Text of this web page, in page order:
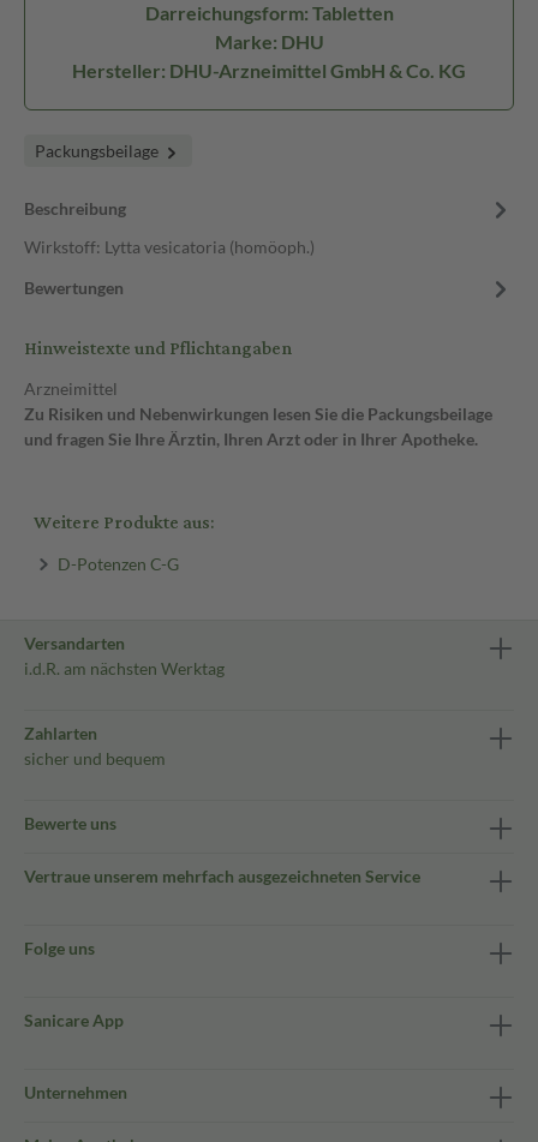
Darreichungsform: Tabletten
Marke: DHU
Hersteller: DHU-Arzneimittel GmbH & Co. KG
Packungsbeilage
Beschreibung
Wirkstoff: Lytta vesicatoria (homöoph.)
Bewertungen
Hinweistexte und Pflichtangaben
Arzneimittel
Zu Risiken und Nebenwirkungen lesen Sie die Packungsbeilage
und fragen Sie Ihre Ärztin, Ihren Arzt oder in Ihrer Apotheke.
Weitere Produkte aus:
D-Potenzen C-G
Versandarten
i.d.R. am nächsten Werktag
Zahlarten
sicher und bequem
Bewerte uns
Vertraue unserem mehrfach ausgezeichneten Service
Folge uns
Sanicare App
Unternehmen